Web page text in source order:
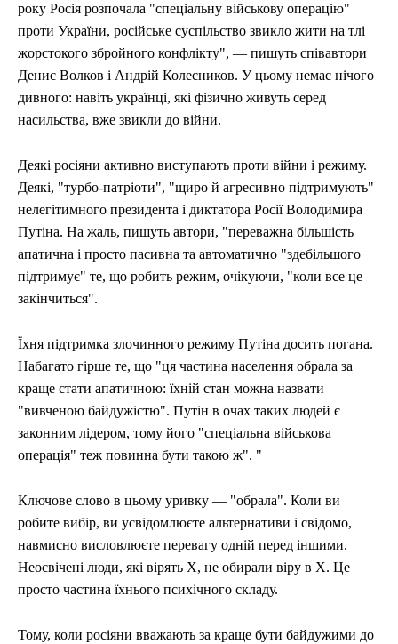
року Росія розпочала "спеціальну військову операцію"
проти України, російське суспільство звикло жити на тлі
жорстокого збройного конфлікту", — пишуть співавтори
Денис Волков і Андрій Колесников. У цьому немає нічого
дивного: навіть українці, які фізично живуть серед
насильства, вже звикли до війни.
Деякі росіяни активно виступають проти війни і режиму.
Деякі, "турбо-патріоти", "щиро й агресивно підтримують"
нелегітимного президента і диктатора Росії Володимира
Путіна. На жаль, пишуть автори, "переважна більшість
апатична і просто пасивна та автоматично "здебільшого
підтримує" те, що робить режим, очікуючи, "коли все це
закінчиться".
Їхня підтримка злочинного режиму Путіна досить погана.
Набагато гірше те, що "ця частина населення обрала за
краще стати апатичною: їхній стан можна назвати
"вивченою байдужістю". Путін в очах таких людей є
законним лідером, тому його "спеціальна військова
операція" теж повинна бути такою ж". "
Ключове слово в цьому уривку — "обрала". Коли ви
робите вибір, ви усвідомлюєте альтернативи і свідомо,
навмисно висловлюєте перевагу одній перед іншими.
Неосвічені люди, які вірять X, не обирали віру в X. Це
просто частина їхнього психічного складу.
Тому, коли росіяни вважають за краще бути байдужими до